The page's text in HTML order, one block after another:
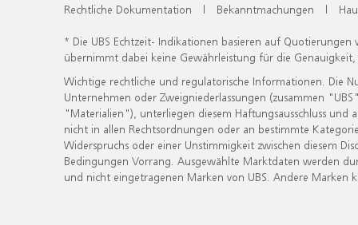
Rechtliche Dokumentation | Bekanntmachungen |
* Die UBS Echtzeit- Indikationen basieren auf
übernimmt dabei keine Gewährleistung für die
Wichtige rechtliche und regulatorische Informationen. Die
Unternehmen oder Zweigniederlassungen (zusammen
"Materialien"), unterliegen diesem Haftungsausschluss
nicht in allen Rechtsordnungen oder an bestimmte
Widerspruchs oder einer Unstimmigkeit zwischen diesem
Bedingungen Vorrang. Ausgewählte Marktdaten werden
und nicht eingetragenen Marken von UBS. Andere Marken